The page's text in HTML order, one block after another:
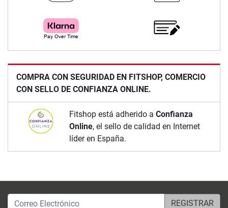
COMPRA CON SEGURIDAD EN FITSHOP, COMERCIO
CON SELLO DE CONFIANZA ONLINE.
Fitshop está adherido a Confianza
Online, el sello de calidad en Internet
líder en España.
Correo Electrónico